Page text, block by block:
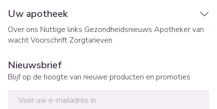
Uw apotheek
Over ons Nuttige links Gezondheidsnieuws Apotheker van
wachtVoorschrift Zorgtarieven
Nieuwsbrief
Blijf op de hoogte van nieuwe producten en promoties